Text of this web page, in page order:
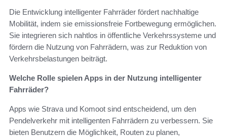
Die Entwicklung intelligenter Fahrräder fördert nachhaltige
Mobilität, indem sie emissionsfreie Fortbewegung ermöglichen.
Sie integrieren sich nahtlos in öffentliche Verkehrssysteme und
fördern die Nutzung von Fahrrädern, was zur Reduktion von
Verkehrsbelastungen beiträgt.
Welche Rolle spielen Apps in der Nutzung intelligenter
Fahrräder?
Apps wie Strava und Komoot sind entscheidend, um den
Pendelverkehr mit intelligenten Fahrrädern zu verbessern. Sie
bieten Benutzern die Möglichkeit, Routen zu planen,